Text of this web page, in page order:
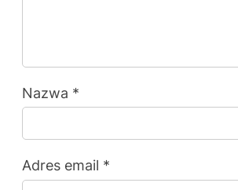
Nazwa *
Adres email *